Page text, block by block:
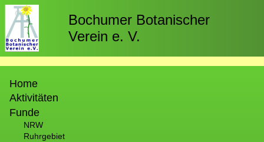
Direkt
zum
Inhalt
Bochumer Botanischer
Verein e. V.
Home
Aktivitäten
Funde
NRW
Ruhrgebiet